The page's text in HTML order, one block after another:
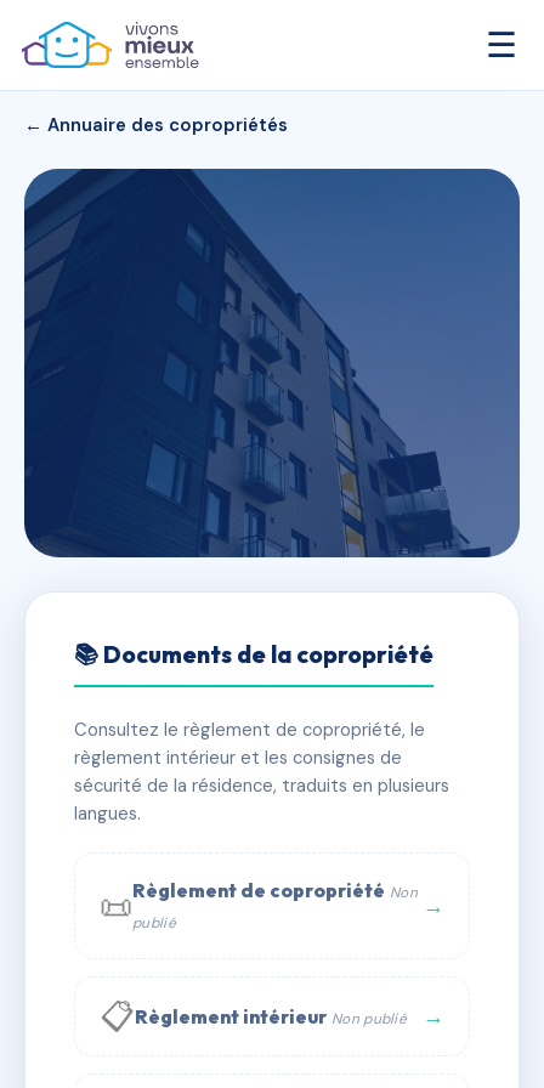
☰
← Annuaire des copropriétés
SDC 22 THIERS
✓ Immatriculée 🏠 39 lots 🏗 3 bâtiment(s)
📞 Contacter Syndic Digital
📚 Documents de la copropriété
Consultez le règlement de copropriété, le
règlement intérieur et les consignes de
sécurité de la résidence, traduits en plusieurs
langues.
📜Règlement de copropriété Non
publié
→
📋Règlement intérieur Non publié →